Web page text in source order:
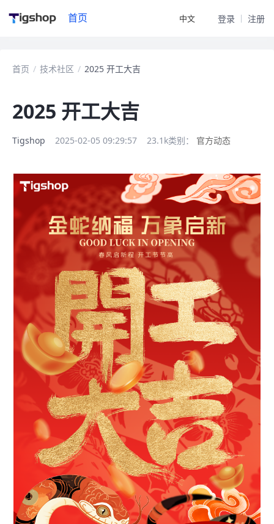
首页 中文 登录 注册
首页 / 技术社区 / 2025 开工大吉
2025 开工大吉
Tigshop 2025-02-05 09:29:57 23.1k类别： 官方动态